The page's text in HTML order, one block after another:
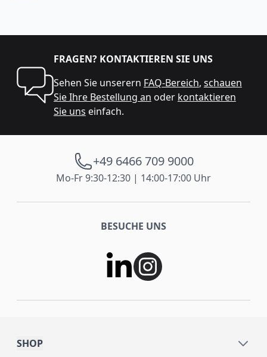
FRAGEN? KONTAKTIEREN SIE UNS
Sehen Sie unserern FAQ-Bereich, schauen
Sie Ihre Bestellung an oder kontaktieren
Sie uns einfach.
+49 6466 709 9000
Mo-Fr 9:30-12:30 | 14:00-17:00 Uhr
BESUCHE UNS
SHOP